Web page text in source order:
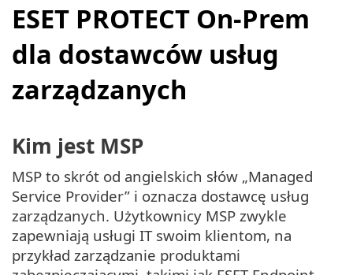
ESET PROTECT On-Prem
dla dostawców usług
zarządzanych
Kim jest MSP
MSP to skrót od angielskich słów „Managed
Service Provider” i oznacza dostawcę usług
zarządzanych. Użytkownicy MSP zwykle
zapewniają usługi IT swoim klientom, na
przykład zarządzanie produktami